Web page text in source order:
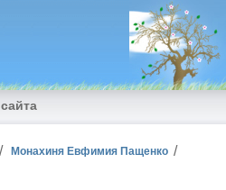
Монахиня Евфимия Пащенко